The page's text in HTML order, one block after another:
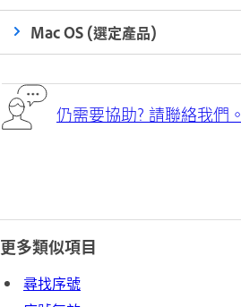
Mac OS (選定產品)
仍需要協助? 請聯絡我們。
更多類似項目
尋找序號